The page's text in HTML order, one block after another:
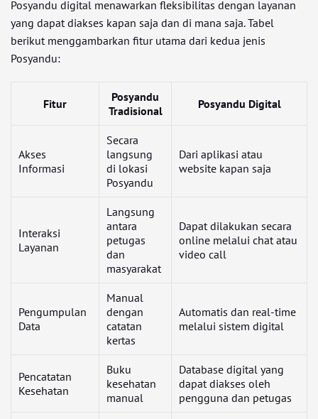
Posyandu digital menawarkan fleksibilitas dengan layanan
yang dapat diakses kapan saja dan di mana saja. Tabel
berikut menggambarkan fitur utama dari kedua jenis
Posyandu:
Fitur
Posyandu
Tradisional
Posyandu Digital
Akses
Informasi
Secara
langsung
di lokasi
Posyandu
Dari aplikasi atau
website kapan saja
Interaksi
Layanan
Langsung
antara
petugas
dan
masyarakat
Dapat dilakukan secara
online melalui chat atau
video call
Pengumpulan
Data
Manual
dengan
catatan
kertas
Automatis dan real-time
melalui sistem digital
Pencatatan
Kesehatan
Buku
kesehatan
manual
Database digital yang
dapat diakses oleh
pengguna dan petugas